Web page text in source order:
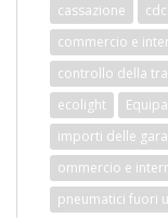
cassazione
commercio e
controllo della
ecolight
importi delle
ommercio e
pneumatici fuori